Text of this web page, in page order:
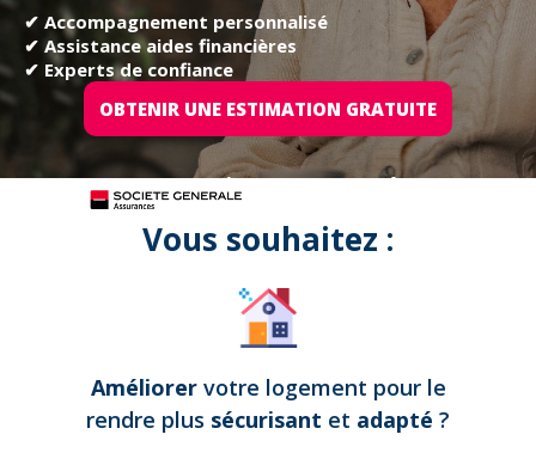
✔ Accompagnement personnalisé
✔ Assistance aides financières
✔ Experts de confiance
OBTENIR UNE ESTIMATION GRATUITE
Tous nos projets sont assurés par
Vous souhaitez :
Améliorer votre logement pour le
rendre plus sécurisant et adapté ?